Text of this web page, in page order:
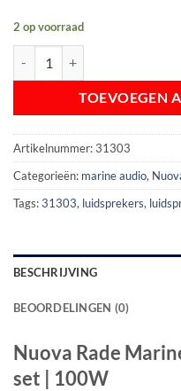
2 op voorraad
TOEVOEGEN
Artikelnummer:31303
Categorieën: marine audio,
Tags:31303, luidsprekers,
BESCHRIJVING
BEOORDELINGEN (0)
Nuova Rade
set | 100W